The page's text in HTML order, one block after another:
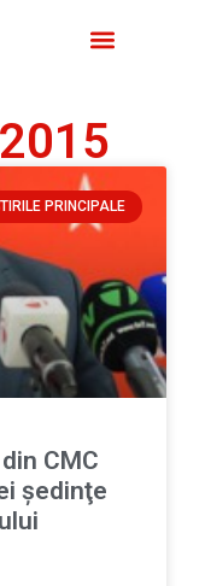
PRINCIPALE
CMC
şedinţe